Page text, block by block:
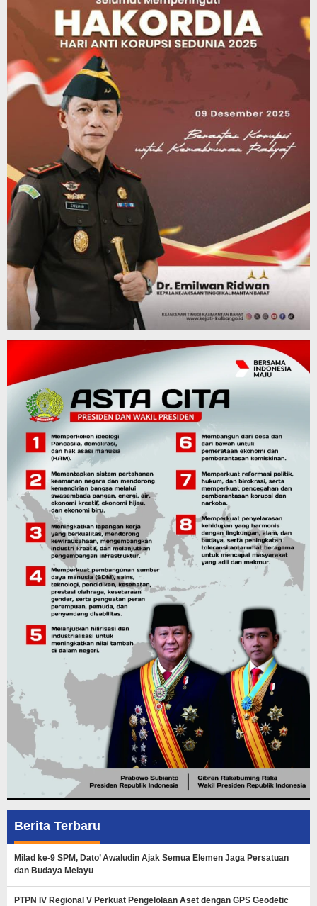
Berita Terbaru
Milad ke-9 SPM, Dato’ Awaludin Ajak Semua Elemen Jaga Persatuan
dan Budaya Melayu
PTPN IV Regional V Perkuat Pengelolaan Aset dengan GPS Geodetic